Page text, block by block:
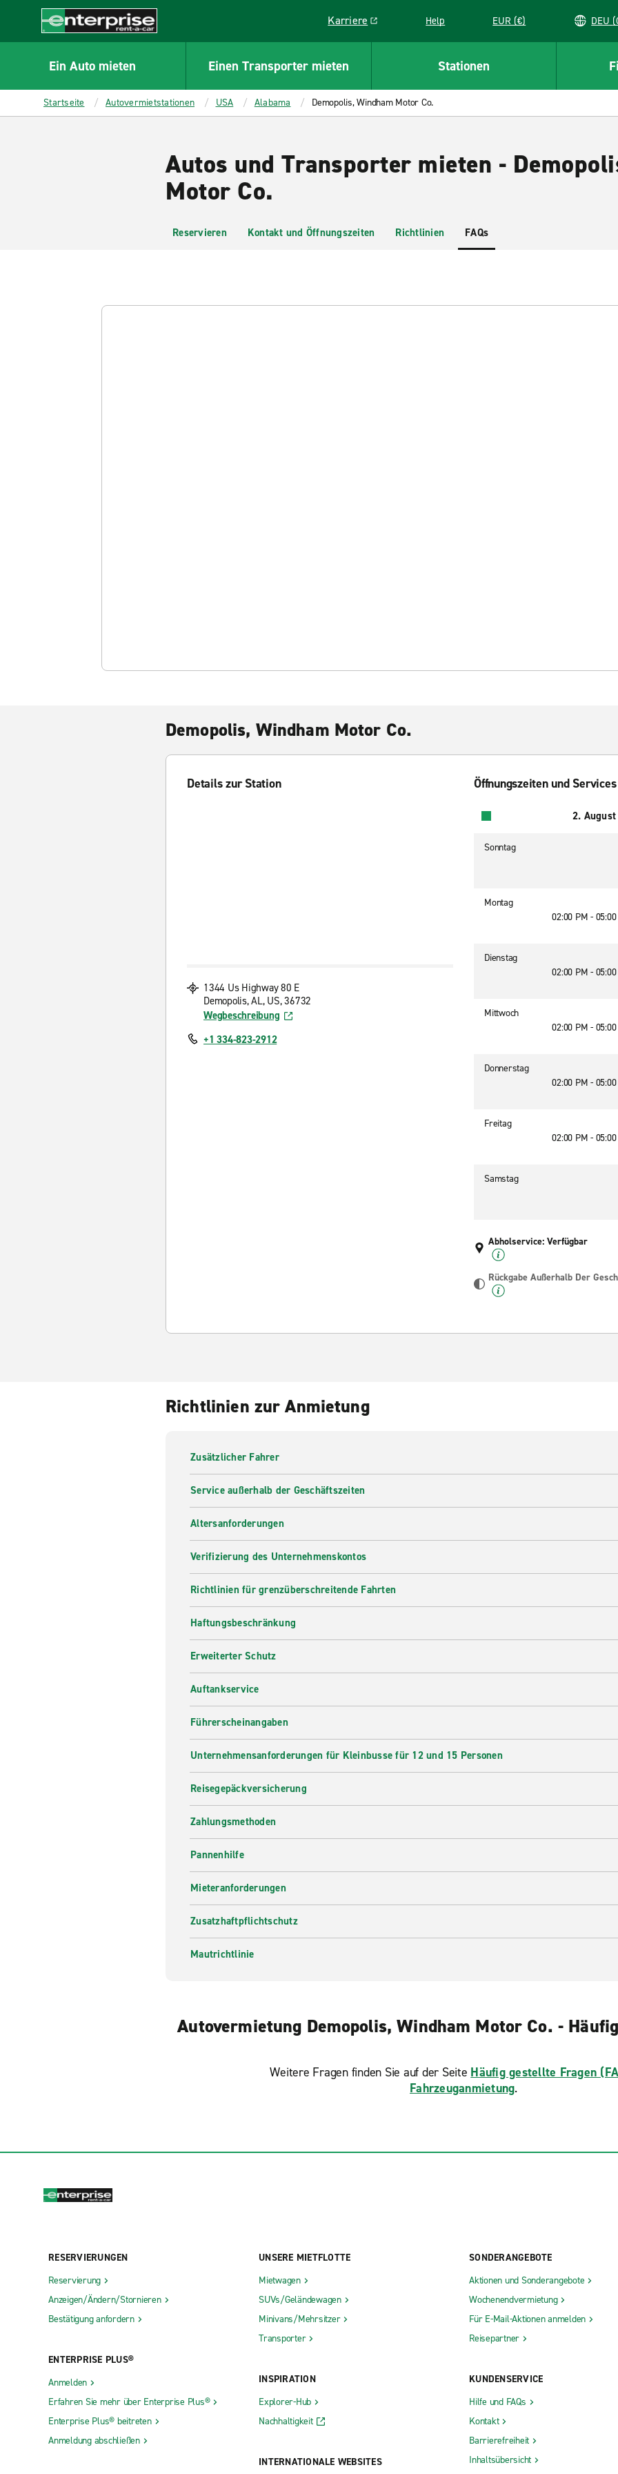
CONTENT
Enterprise
Karriere
Link opens in a new window
Help EUR (€)
Ein Auto mieten Einen Transporter mieten Stationen
Startseite Autovermietstationen USA Alabama Demopolis, Windham Motor Co.
Autos und Transporter mieten -
Motor Co.
Reservieren Kontakt und Öffnungszeiten Richtlinien FAQs
Demopolis, Windham Motor Co.
Details zur Station
1344 Us Highway 80 E
Demopolis, AL, US, 36732
Wegbeschreibung
+1 334-823-2912
Öffnungszeiten und Services
2.
Sonntag
Montag
02:00 PM -
Dienstag
02:00 PM -
Mittwoch
02:00 PM -
Donnerstag
02:00 PM -
Freitag
02:00 PM -
Samstag
Abholservice: Verfügbar
Rückgabe Außerhalb Der
Richtlinien zur Anmietung
Zusätzlicher Fahrer
Service außerhalb der Geschäftszeiten
Altersanforderungen
Verifizierung des Unternehmenskontos
Richtlinien für grenzüberschreitende Fahrten
Haftungsbeschränkung
Erweiterter Schutz
Auftankservice
Führerscheinangaben
Unternehmensanforderungen für Kleinbusse für 12 und 15 Personen
Reisegepäckversicherung
Zahlungsmethoden
Pannenhilfe
Mieteranforderungen
Zusatzhaftpflichtschutz
Mautrichtlinie
Autovermietung Demopolis, Windham Motor Co. -
Weitere Fragen finden Sie auf der Seite Häufig gestellte Fragen
Fahrzeuganmietung.
RESERVIERUNGEN
Reservierung
Anzeigen/Ändern/Stornieren
Bestätigung anfordern
ENTERPRISE PLUS®
Anmelden
Erfahren Sie mehr über Enterprise Plus®
Enterprise Plus® beitreten
Anmeldung abschließen
UNSERE MIETFLOTTE
Mietwagen
SUVs/Geländewagen
Minivans/Mehrsitzer
Transporter
INSPIRATION
Explorer-Hub
Nachhaltigkeit
INTERNATIONALE WEBSITES
SONDERANGEBOTE
Aktionen und Sonderangebote
Wochenendvermietung
Für E-Mail-Aktionen anmelden
Reisepartner
KUNDENSERVICE
Hilfe und FAQs
Kontakt
Barrierefreiheit
Inhaltsübersicht